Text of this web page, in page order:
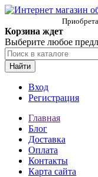
Корзина ждет
Выберите любое
Найти
Вход
Регистрация
Главная
Блог
Доставка
Оплата
Контакты
Карта сайта